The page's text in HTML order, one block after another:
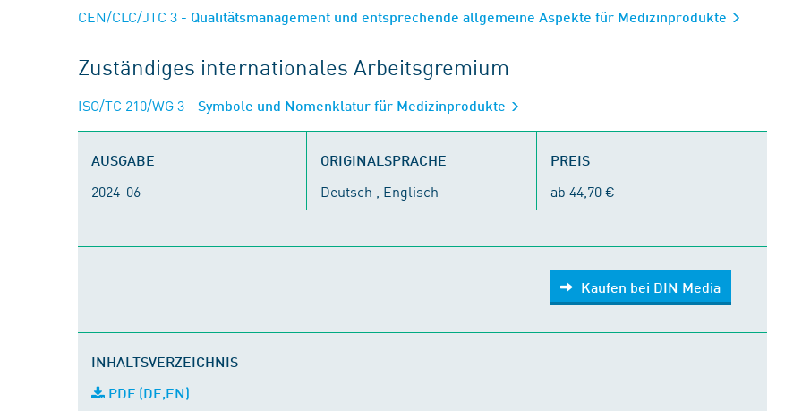
CEN/CLC/JTC 3 - Qualitätsmanagement und entsprechende allgemeine Aspekte für Medizinprodukte
Zuständiges internationales Arbeitsgremium
ISO/TC 210/WG 3 - Symbole und Nomenklatur für Medizinprodukte
AUSGABE
2024-06
ORIGINALSPRACHE
Deutsch , Englisch
PREIS
ab 44,70 €
Kaufen bei DIN Media
INHALTSVERZEICHNIS
PDF (DE,EN)